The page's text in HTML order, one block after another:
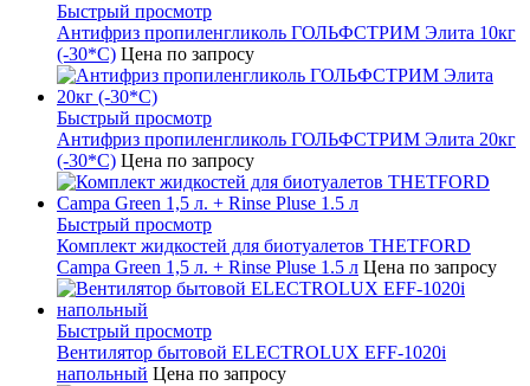
Быстрый просмотр
Антифриз пропиленгликоль ГОЛЬФСТРИМ Элита 10кг
(-30*С) Цена по запросу
Быстрый просмотр
Антифриз пропиленгликоль ГОЛЬФСТРИМ Элита 20кг
(-30*С) Цена по запросу
Быстрый просмотр
Комплект жидкостей для биотуалетов THETFORD
Campa Green 1,5 л. + Rinse Pluse 1.5 л Цена по запросу
Быстрый просмотр
Вентилятор бытовой ELECTROLUX EFF-1020i
напольный Цена по запросу